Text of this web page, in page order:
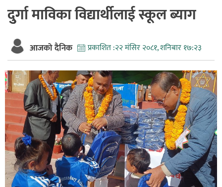
दुुर्गा माविका विद्यार्थीलाई स्कूल ब्याग
आजको दैनिक प्रकाशित :२२ मंसिर २०८१, शनिबार १७:२३